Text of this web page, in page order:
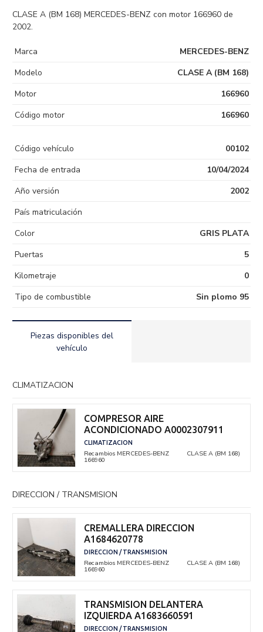
CLASE A (BM 168) MERCEDES-BENZ con motor 166960 de
2002.
Marca
MERCEDES-BENZ
Modelo
CLASE A (BM 168)
Motor
166960
Código motor
166960
Código vehículo
00102
Fecha de entrada
10/04/2024
Año versión
2002
País matriculación
Color
GRIS PLATA
Puertas
5
Kilometraje
0
Tipo de combustible
Sin plomo 95
Piezas disponibles del
vehículo
CLIMATIZACION
COMPRESOR AIRE
ACONDICIONADO A0002307911
CLIMATIZACION
Recambios MERCEDES-BENZ CLASE A (BM 168)
166960
DIRECCION / TRANSMISION
CREMALLERA DIRECCION
A1684620778
DIRECCION / TRANSMISION
Recambios MERCEDES-BENZ CLASE A (BM 168)
166960
TRANSMISION DELANTERA
IZQUIERDA A1683660591
DIRECCION / TRANSMISION